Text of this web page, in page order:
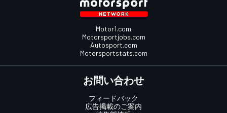
Motor1.com
Motorsportjobs.com
Autosport.com
Motorsportstats.com
お問い合わせ
フィードバック
広告掲載のご案内